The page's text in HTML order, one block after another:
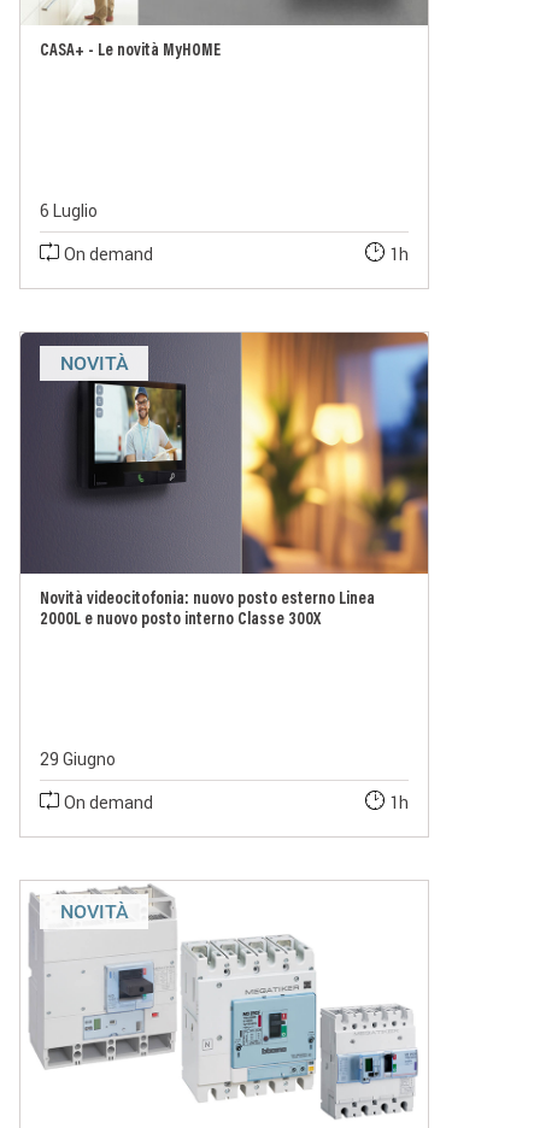
CASA+ - Le novità MyHOME
6 Luglio
On demand
1h
NOVITÀ
Novità videocitofonia: nuovo posto esterno Linea
2000L e nuovo posto interno Classe 300X
29 Giugno
On demand
1h
NOVITÀ